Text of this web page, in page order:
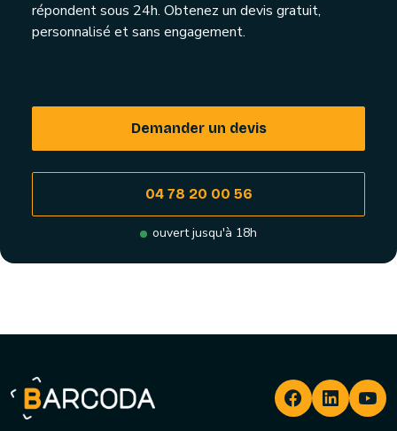
répondent sous 24h. Obtenez un devis gratuit,
personnalisé et sans engagement.
Demander un devis
04 78 20 00 56
ouvert jusqu'à 18h